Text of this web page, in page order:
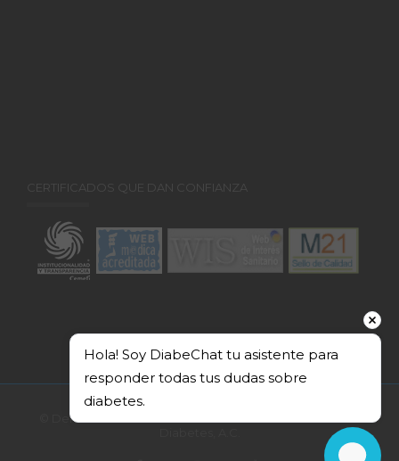
CERTIFICADOS QUE DAN CONFIANZA
© Derechos Reservados 2026. Federación Mexicana de
Hola! Soy DiabeChat tu asistente para
responder todas tus dudas sobre
diabetes.